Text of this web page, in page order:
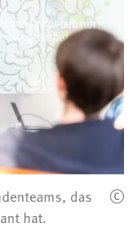
das
hat.